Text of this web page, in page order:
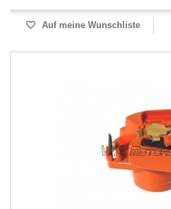
Auf meine Wunschliste